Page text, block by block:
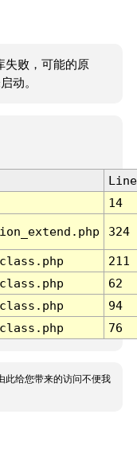
失败，可能的原
动。
Line
14
324
211
62
94
76
此给您带来的访问不便我